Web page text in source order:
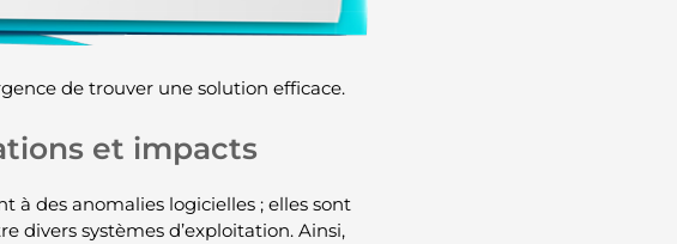
de trouver une solution efficace.
et impacts
à des anomalies logicielles ; elles sont
divers systèmes d’exploitation. Ainsi,